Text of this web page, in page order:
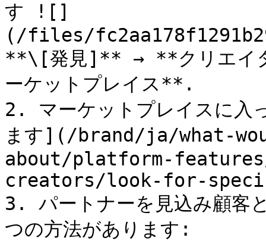
す ![]
(/files/
**\[発見]** → **クリエイタ
ーケットプレイス**.
2. マーケットプレイスに入
ます](/brand/ja/what-
about/platform-
creators/look-for-
3. パートナーを見込み顧客
つの方法があります: